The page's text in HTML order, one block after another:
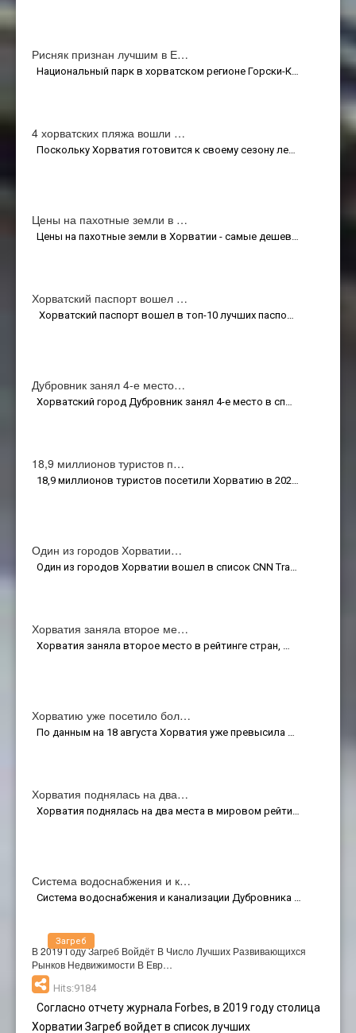
Рисняк признан лучшим в Е…
Национальный парк в хорватском регионе Горски-К…
4 хорватских пляжа вошли …
Поскольку Хорватия готовится к своему сезону ле…
Цены на пахотные земли в …
Цены на пахотные земли в Хорватии - самые дешев…
Хорватский паспорт вошел …
Хорватский паспорт вошел в топ-10 лучших паспо…
Дубровник занял 4-е место…
Хорватский город Дубровник занял 4-е место в сп…
18,9 миллионов туристов п…
18,9 миллионов туристов посетили Хорватию в 202…
Один из городов Хорватии…
Один из городов Хорватии вошел в список CNN Tra…
Хорватия заняла второе ме…
Хорватия заняла второе место в рейтинге стран, …
Хорватию уже посетило бол…
По данным на 18 августа Хорватия уже превысила …
Хорватия поднялась на два…
Хорватия поднялась на два места в мировом рейти…
Система водоснабжения и к…
Система водоснабжения и канализации Дубровника …
В 2019 Году Загреб Войдёт В Число Лучших Развивающихся
Рынков Недвижимости В Евр…
Hits:9184
Согласно отчету журнала Forbes, в 2019 году столица
Хорватии Загреб войдет в список лучших
Загреб